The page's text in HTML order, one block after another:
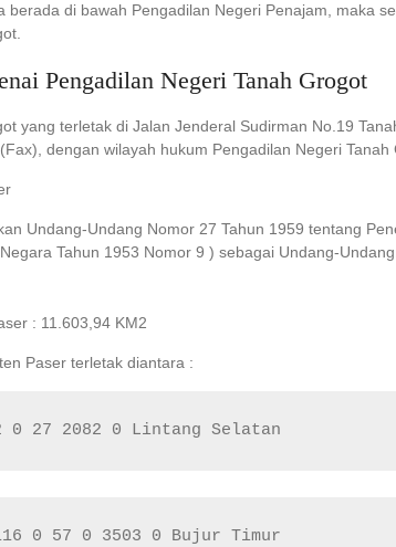
berada di bawah Pengadilan Negeri Penajam, maka
Pengadilan Negeri Tanah Grogot
yang terletak di Jalan Jenderal Sudirman No.19
dengan wilayah hukum Pengadilan Negeri Tanah
Undang-Undang Nomor 27 Tahun 1959 tentang
Tahun 1953 Nomor 9 ) sebagai Undang-Undang.
: 11.603,94 KM2
Paser terletak diantara :
0 27 2082 0 Lintang Selatan
0 57 0 3503 0 Bujur Timur